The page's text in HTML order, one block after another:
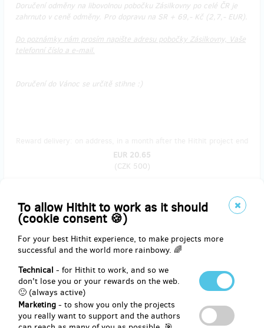
To allow Hithit to work as it should
(cookie consent 🍪)
For your best Hithit experience, to make projects more
successful and the world more rainbowy. 🌈
Technical - for Hithit to work, and so we
don't lose you or your rewards on the web.
🙂 (always active)
Marketing - to show you only the projects
you really want to support and the authors
Doručení odměny na libovolnou pobočku Zásilkovny po celé ČR je
zahrnuto v ceně odměny. Pro dopravu na SR + 69,- Kč (2,7,- EUR).
Do poznámky nám prosím napište adresu pobočky Zásilkovny, Vaše
telefonní číslo a e-mail.
Doručení do Vánoc se určitě stihne :)
EUR 20.65
(CZK 500)
remaining 33 from 100
Hra Pohybovka Příběhy
Už se těšíte, až si hru společně se svými dětmi zahrajete? Až
zažijete spoustu společné zábavy při čtení příběhů, u vysvětlování a
předcvičování jednotlivých cviků? Nebo až budete společně
vymalovávat dno krabice nebo až budete plnit bonusové úkoly po
skončení hry?
Nejen že s hrou Příběhy budete podporovat správný pohyb svých